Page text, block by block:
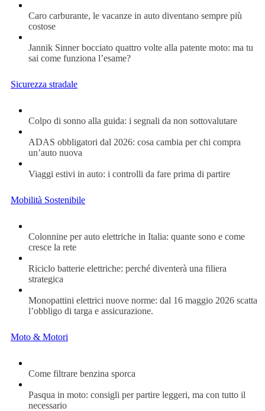
Caro carburante, le vacanze in auto diventano sempre più
costose
Jannik Sinner bocciato quattro volte alla patente moto: ma tu
sai come funziona l’esame?
Sicurezza stradale
Colpo di sonno alla guida: i segnali da non sottovalutare
ADAS obbligatori dal 2026: cosa cambia per chi compra
un’auto nuova
Viaggi estivi in auto: i controlli da fare prima di partire
Mobilità Sostenibile
Colonnine per auto elettriche in Italia: quante sono e come
cresce la rete
Riciclo batterie elettriche: perché diventerà una filiera
strategica
Monopattini elettrici nuove norme: dal 16 maggio 2026 scatta
l’obbligo di targa e assicurazione.
Moto & Motori
Come filtrare benzina sporca
Pasqua in moto: consigli per partire leggeri, ma con tutto il
necessario